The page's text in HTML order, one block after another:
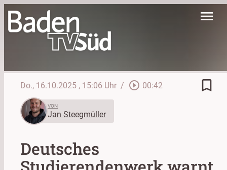
menu
Do., 16.10.2025 , 15:06 Uhr / play_circle_outline 00:42 bookmark_border
VON
Jan Steegmüller
Deutsches